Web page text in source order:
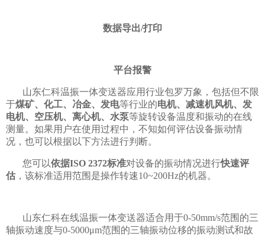
数据导出/打印
平台报警
山东仁科温振一体变送器应用行业包罗万象，包括但不限
于煤矿、化工、冶金、发电等行业的电机、减速机风机、发
电机、空压机、离心机、水泵等旋转设备温度和振动的在线
测量。如果用户在使用过程中，不知如何评估设备振动情
况，也可以根据以下方法进行判断。
您可以依据ISO 2372标准对设备的振动情况进行快速评
估 ，该标准适用范围是操作转速10~200Hz的机器。
山东仁科在线温振一体变送器适合用于0-50mm/s范围的三
轴振动速度与0-5000μm范围的三轴振动位移的振动测试和故